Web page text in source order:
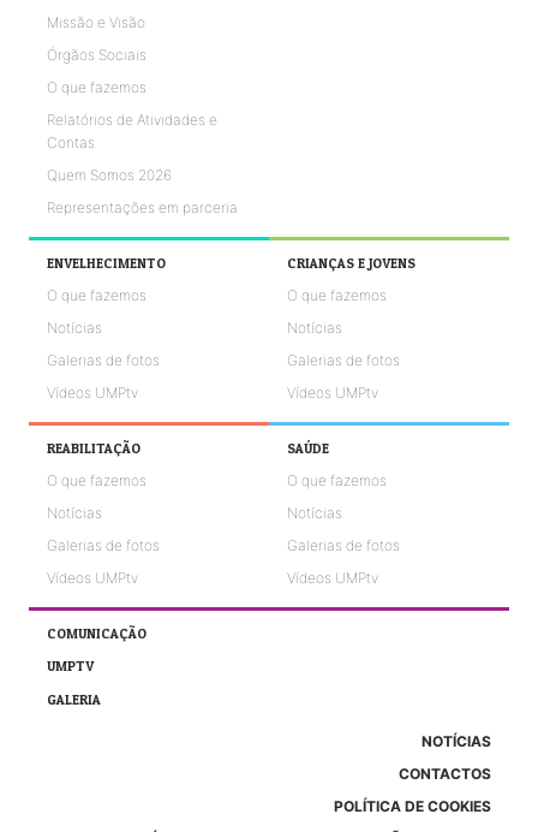
Missão e Visão
Órgãos Sociais
O que fazemos
Relatórios de Atividades e
Contas
Quem Somos 2026
Representações em parceria
ENVELHECIMENTO
O que fazemos
Notícias
Galerias de fotos
Vídeos UMPtv
CRIANÇAS E JOVENS
O que fazemos
Notícias
Galerias de fotos
Vídeos UMPtv
REABILITAÇÃO
O que fazemos
Notícias
Galerias de fotos
Vídeos UMPtv
SAÚDE
O que fazemos
Notícias
Galerias de fotos
Vídeos UMPtv
COMUNICAÇÃO
UMPTV
GALERIA
NOTÍCIAS
CONTACTOS
POLÍTICA DE COOKIES